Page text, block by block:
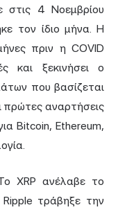
στις 4 Νοεμβρίου
τον ίδιο μήνα. Η
πριν η COVID
και ξεκινήσει ο
που βασίζεται
πρώτες αναρτήσεις
Bitcoin, Ethereum,
XRP ανέλαβε το
Ripple τράβηξε την